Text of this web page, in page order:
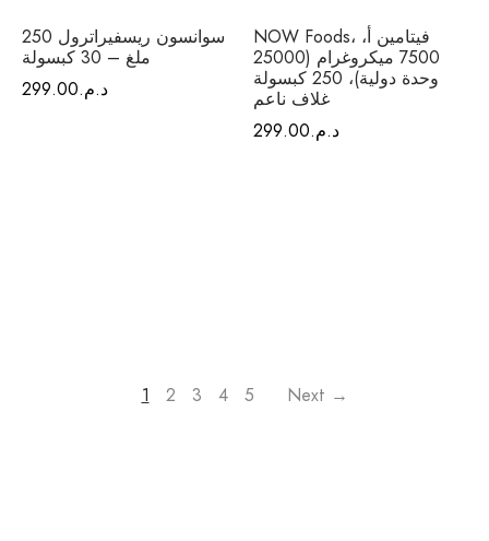
سوانسون ريسفيراترول 250
ملغ – 30 كبسولة
د.م.299.00
NOW Foods، فيتامين أ،
7500 ميكروغرام (25000
وحدة دولية)، 250 كبسولة
غلاف ناعم
د.م.299.00
1 2 3 4 5 Next →